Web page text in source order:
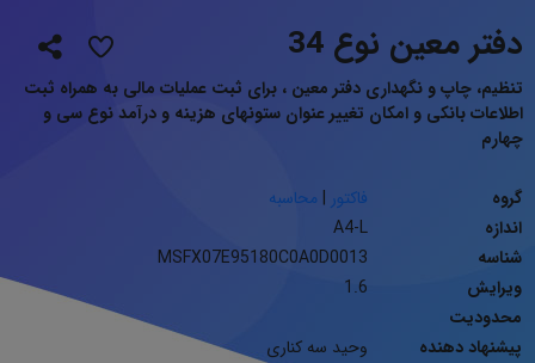
دفتر معین نوع 34
تنظیم، چاپ و نگهداری دفتر معین ، برای ثبت عملیات مالی به همراه ثبت
اطلاعات بانکی و امکان تغییر عنوان ستونهای هزینه و درآمد نوع سی و
چهارم
گروه فاکتور | محاسبه
اندازه
A4-L
شناسه
MSFX07E95180C0A0D0013
ویرایش
1.6
محدودیت
پیشنهاد دهنده
وحید سه کناری